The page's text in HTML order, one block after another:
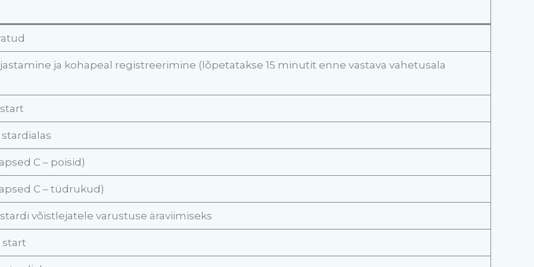
ja kohapeal registreerimine (lõpetatakse 15 minutit enne vastava vahetusala
C – poisid)
C – tüdrukud)
võistlejatele varustuse äraviimiseks
start